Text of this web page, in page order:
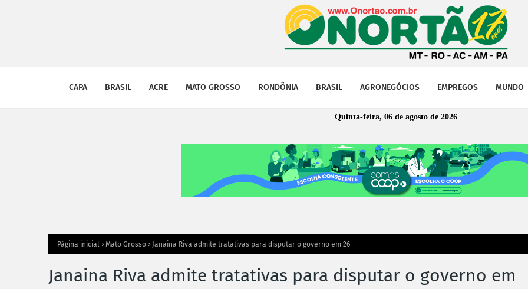
CAPA BRASIL ACRE MATO GROSSO RONDÔNIA BRASIL AGRONEGÓCIOS EMPREGOS MUNDO
Quinta-feira, 06 de agosto de 2026
Página inicial Mato Grosso Janaina Riva admite tratativas para disputar o governo em 26
Janaina Riva admite tratativas para disputar o governo em